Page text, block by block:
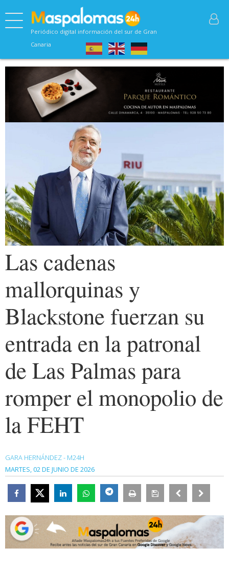
Periódico digital información del sur de Gran
Canaria
Las cadenas
mallorquinas y
Blackstone fuerzan su
entrada en la patronal
de Las Palmas para
romper el monopolio de
la FEHT
GARA HERNÁNDEZ - M24H
MARTES, 02 DE JUNIO DE 2026